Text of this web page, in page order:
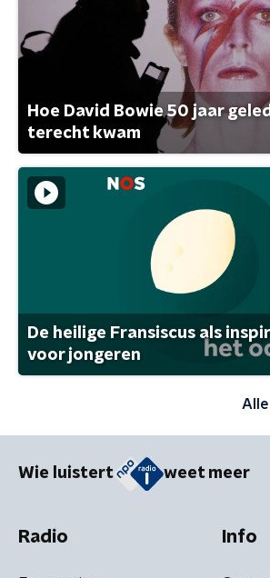
Hoe David Bowie 50 jaar
terecht kwam
De heilige Fransiscus als
voor jongeren
Wie luistert weet meer
Radio Info